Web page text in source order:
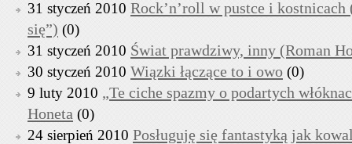
31 styczeń 2010 Rock’n’roll w pustce i kostnicach
się”) (0)
31 styczeń 2010 Świat prawdziwy, inny (Roman
30 styczeń 2010 Wiązki łączące to i owo (0)
9 luty 2010 „Te ciche spazmy o podartych
Honeta (0)
24 sierpień 2010 Posługuję się fantastyką jak